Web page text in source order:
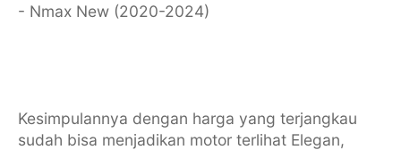
- Nmax New (2020-2024)
Kesimpulannya dengan harga yang terjangkau
sudah bisa menjadikan motor terlihat Elegan,